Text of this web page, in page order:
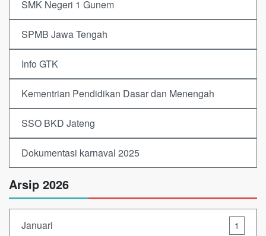
SMK Negeri 1 Gunem
SPMB Jawa Tengah
Info GTK
Kementrian Pendidikan Dasar dan Menengah
SSO BKD Jateng
Dokumentasi karnaval 2025
Arsip 2026
Januari 1